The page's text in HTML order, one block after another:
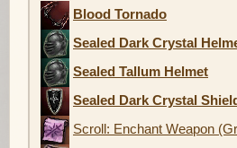
Blood Tornado
Sealed Dark Crystal
Sealed Tallum Helmet
Sealed Dark Crystal
Scroll: Enchant Weapon